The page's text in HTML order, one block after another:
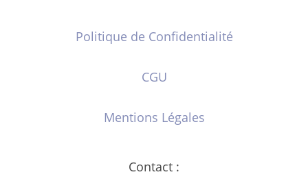
Politique de Confidentialité
CGU
Mentions Légales
Contact :